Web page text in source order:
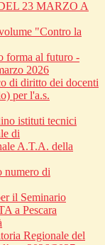
23 MARZO A
"Contro la
forma al futuro -
2026
di diritto dei docenti
per l'a.s.
istituti tecnici
di
A.T.A. della
numero di
il Seminario
a Pescara
Regionale del